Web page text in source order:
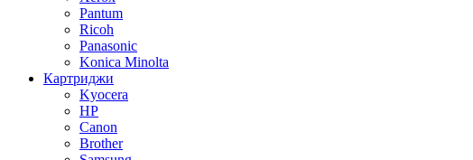
Pantum
Ricoh
Panasonic
Konica Minolta
Картриджи
Kyocera
HP
Canon
Brother